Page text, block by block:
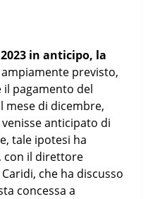
in anticipo, la
ampiamente previsto,
pagamento del
mese di dicembre,
anticipato di
tale ipotesi ha
con il direttore
che ha discusso
concessa a